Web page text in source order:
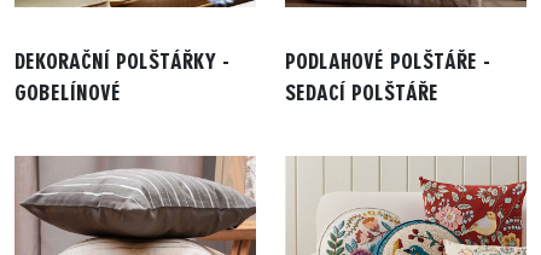
DEKORAČNÍ POLŠTÁŘKY -
GOBELÍNOVÉ
PODLAHOVÉ POLŠTÁŘE -
SEDACÍ POLŠTÁŘE